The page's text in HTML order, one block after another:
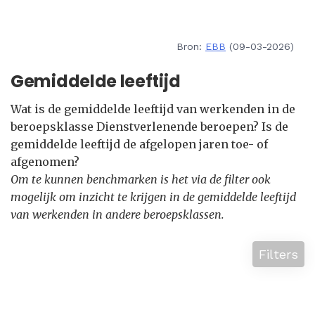
Bron: EBB (09-03-2026)
Gemiddelde leeftijd
Wat is de gemiddelde leeftijd van werkenden in de
beroepsklasse Dienstverlenende beroepen? Is de
gemiddelde leeftijd de afgelopen jaren toe- of
afgenomen?
Om te kunnen benchmarken is het via de filter ook
mogelijk om inzicht te krijgen in de gemiddelde leeftijd
van werkenden in andere beroepsklassen.
Filters